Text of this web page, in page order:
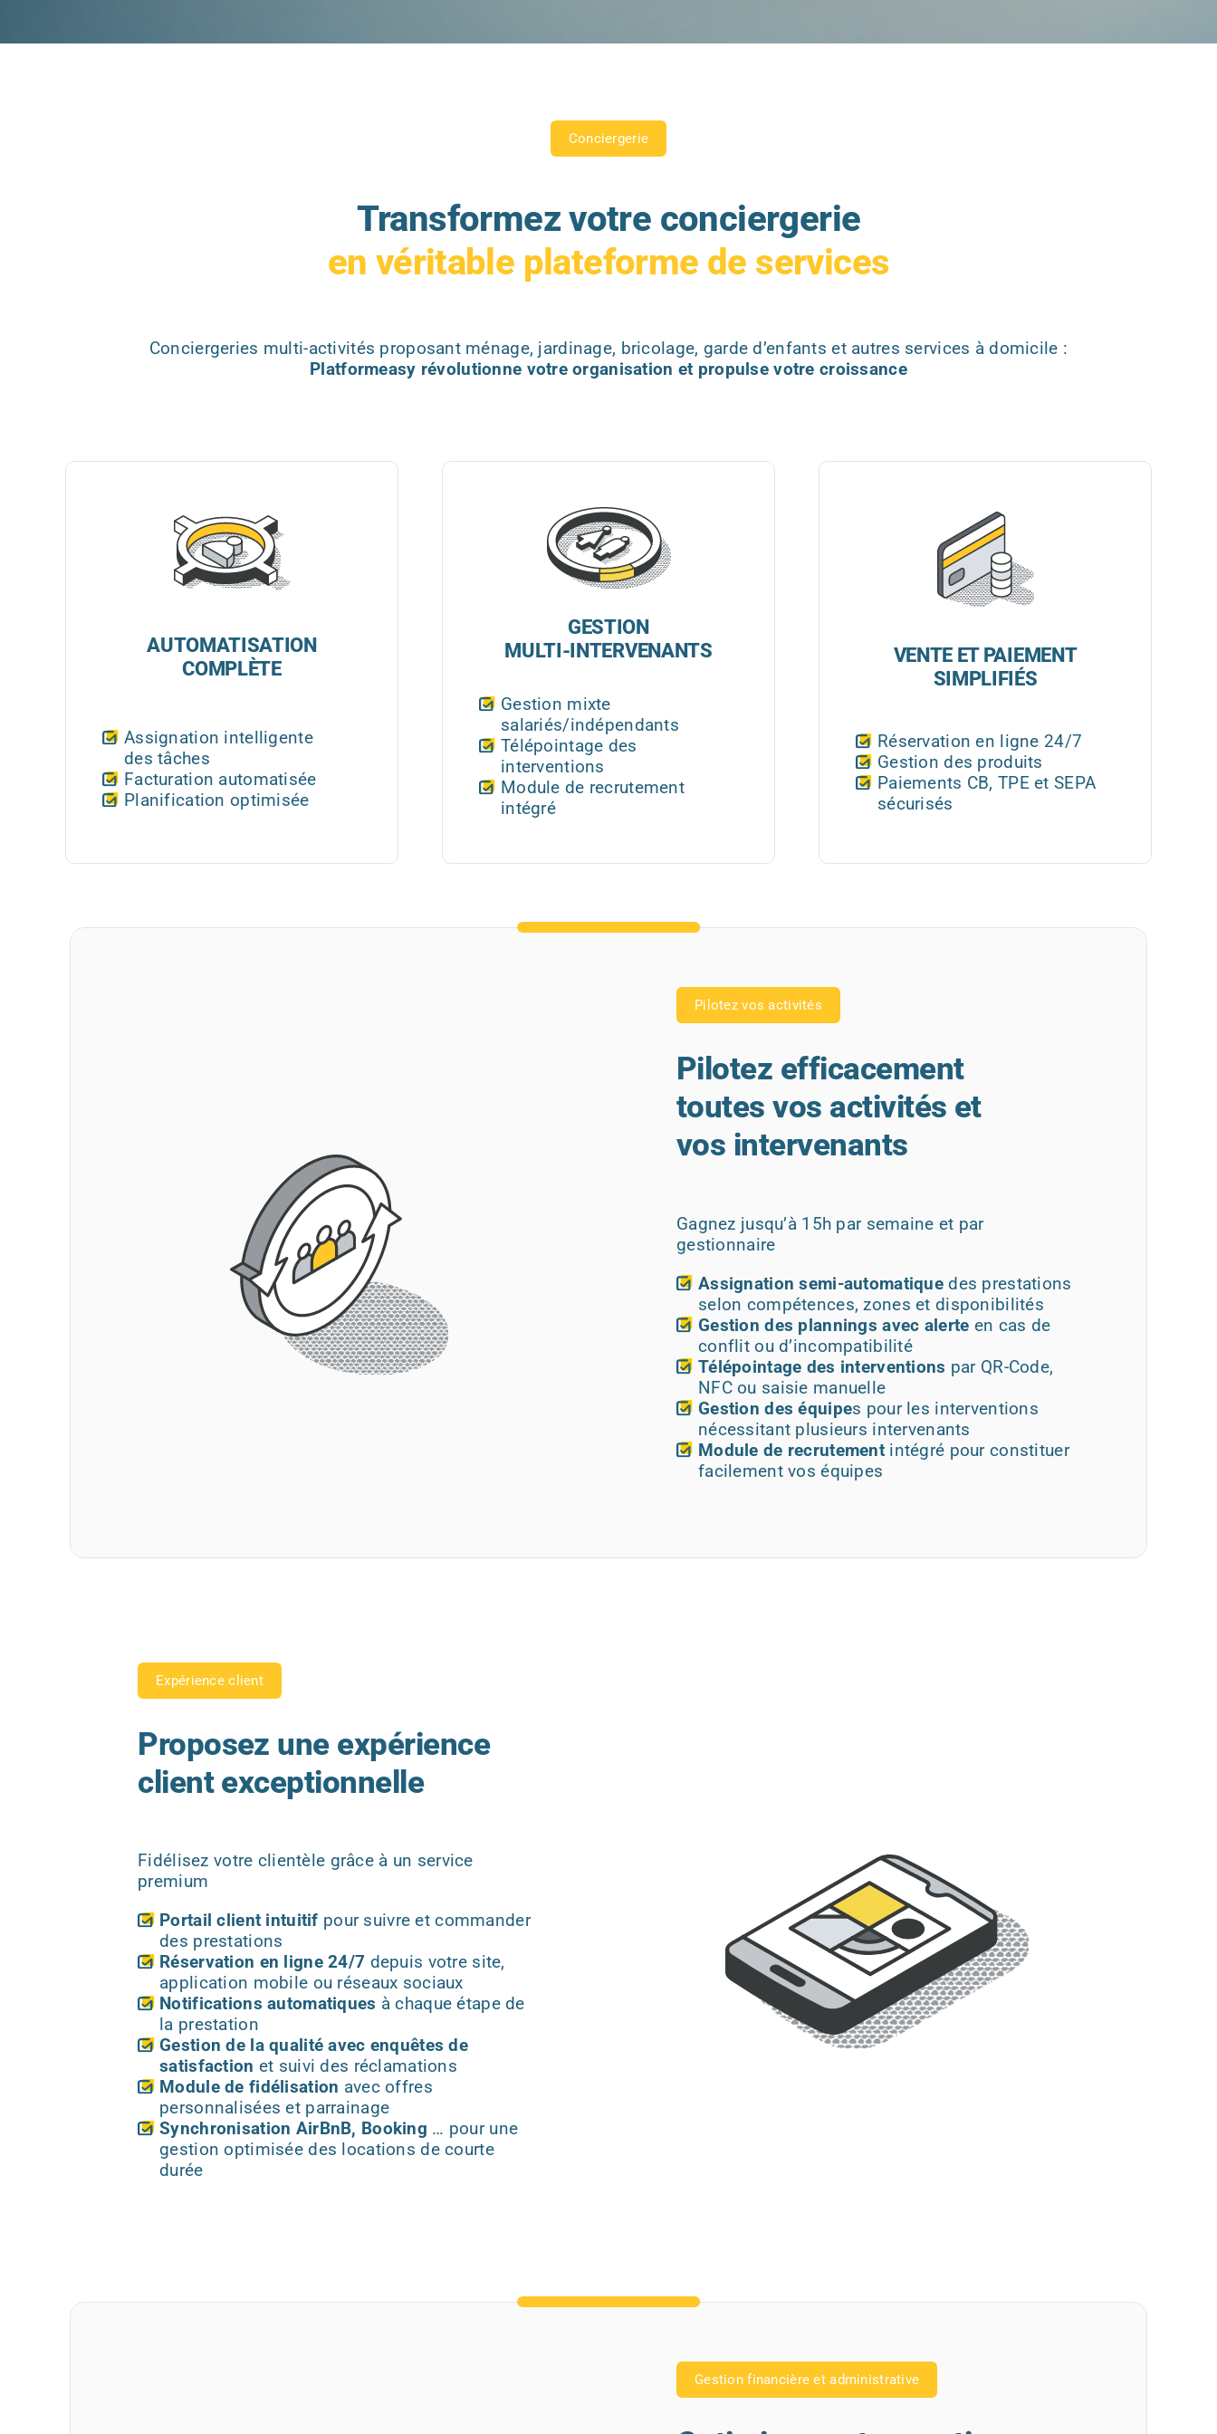
Conciergerie
Transformez votre conciergerie
en véritable plateforme de services
Conciergeries multi-activités proposant ménage, jardinage, bricolage, garde d’enfants et autres services à domicile :
Platformeasy révolutionne votre organisation et propulse votre croissance
AUTOMATISATION
COMPLÈTE
Assignation intelligente
des tâches
Facturation automatisée
Planification optimisée
GESTION
MULTI-INTERVENANTS
Gestion mixte
salariés/indépendants
Télépointage des
interventions
Module de recrutement
intégré
VENTE ET PAIEMENT
SIMPLIFIÉS
Réservation en ligne 24/7
Gestion des produits
Paiements CB, TPE et SEPA
sécurisés
Pilotez vos activités
Pilotez efficacement
toutes vos activités et
vos intervenants
Gagnez jusqu’à 15h par semaine et par
gestionnaire
Assignation semi-automatiquedes prestations
selon compétences, zones et disponibilités
Gestion des plannings avec alerte en cas de
conflit ou d’incompatibilité
Télépointage des interventions par QR-Code,
NFC ou saisie manuelle
Gestion des équipes pour les interventions
nécessitant plusieurs intervenants
Module de recrutement intégré pour constituer
facilement vos équipes
Expérience client
Proposez une expérience
client exceptionnelle
Fidélisez votre clientèle grâce à un service
premium
Portail client intuitif pour suivre et commander
des prestations
Réservation en ligne 24/7 depuis votre site,
application mobile ou réseaux sociaux
Notifications automatiques à chaque étape de
la prestation
Gestion de la qualité avec enquêtes de
satisfaction et suivi des réclamations
Module de fidélisation avec offres
personnalisées et parrainage
Synchronisation AirBnB, Booking … pour une
gestion optimisée des locations de courte
durée
Gestion financière et administrative